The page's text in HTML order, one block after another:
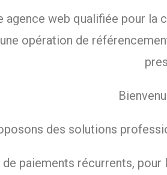
agence web qualifiée pour la
opération de
des solutions
de paiements récurrents,